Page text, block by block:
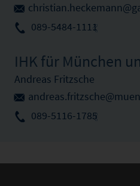
089-5484-1111
IHK für München
Andreas Fritzsche
089-5116-1785